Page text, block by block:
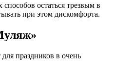
остаться трезвым в
при этом дискомфорта.
праздников в очень